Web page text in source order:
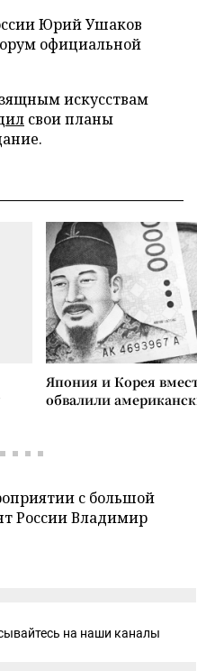
Юрий Ушаков
официальной
искусствам
свои планы
Япония и Корея
обвалили
с большой
России Владимир
на наши каналы